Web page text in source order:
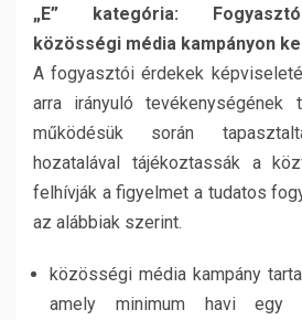
„E” kategória:
közösségi média kampányon
A fogyasztói érdekek
arra irányuló tevékenységének
működésük során
hozatalával tájékoztassák a
felhívják a figyelmet a tudatos
az alábbiak szerint.
közösségi média kampány
amely minimum havi egy